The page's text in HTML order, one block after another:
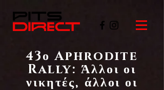
43ο Aphrodite
Rally: Άλλοι οι
νικητές, άλλοι οι